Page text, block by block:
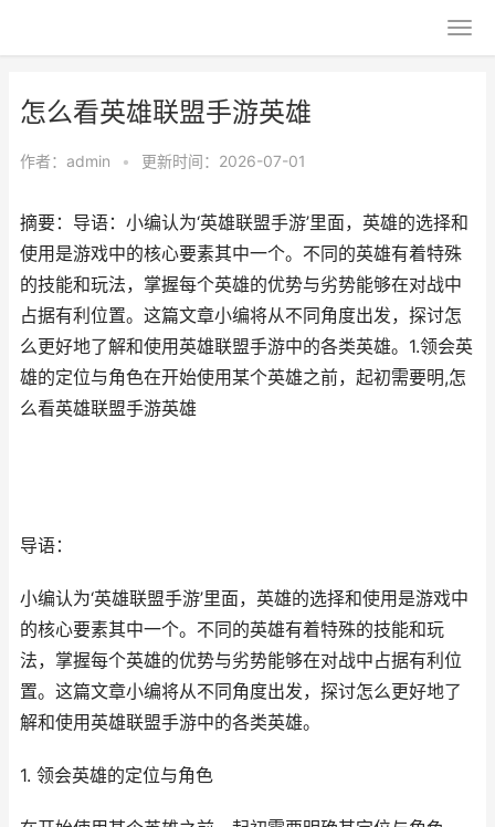
怎么看英雄联盟手游英雄
作者： admin • 更新时间：2026-07-01
摘要：导语：小编认为‘英雄联盟手游’里面，英雄的选择和
使用是游戏中的核心要素其中一个。不同的英雄有着特殊
的技能和玩法，掌握每个英雄的优势与劣势能够在对战中
占据有利位置。这篇文章小编将从不同角度出发，探讨怎
么更好地了解和使用英雄联盟手游中的各类英雄。1.领会英
雄的定位与角色在开始使用某个英雄之前，起初需要明,怎
么看英雄联盟手游英雄
导语：
小编认为‘英雄联盟手游’里面，英雄的选择和使用是游戏中
的核心要素其中一个。不同的英雄有着特殊的技能和玩
法，掌握每个英雄的优势与劣势能够在对战中占据有利位
置。这篇文章小编将从不同角度出发，探讨怎么更好地了
解和使用英雄联盟手游中的各类英雄。
1. 领会英雄的定位与角色